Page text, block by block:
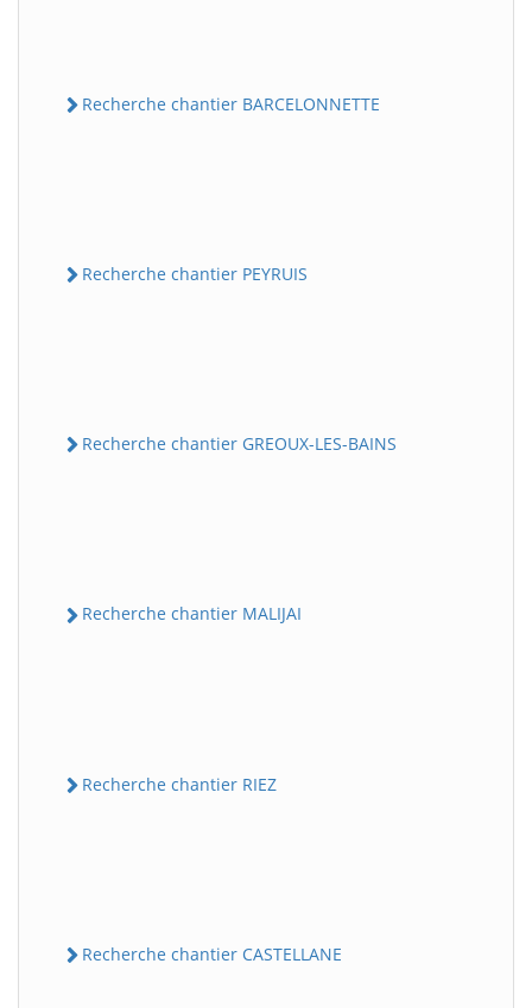
Recherche chantier BARCELONNETTE
Recherche chantier PEYRUIS
Recherche chantier GREOUX-LES-BAINS
Recherche chantier MALIJAI
Recherche chantier RIEZ
Recherche chantier CASTELLANE